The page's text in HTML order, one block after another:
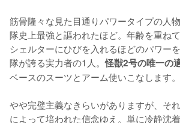
筋骨隆々な見た目通りパワータイプの人
隊史上最強と謳われたほど。年齢を重ね
シェルターにひびを入れるほどのパワー
隊が誇る実力者の1人。怪獣2号の唯一の
ベースのスーツとアーム使いこなします。
やや完璧主義なきらいがありますが、そ
によって培われた信念ゆえ。単に冷静沈